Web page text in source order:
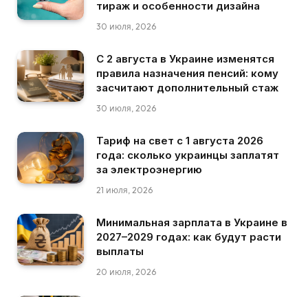
тираж и особенности дизайна
30 июля, 2026
С 2 августа в Украине изменятся
правила назначения пенсий: кому
засчитают дополнительный стаж
30 июля, 2026
Тариф на свет с 1 августа 2026
года: сколько украинцы заплатят
за электроэнергию
21 июля, 2026
Минимальная зарплата в Украине в
2027–2029 годах: как будут расти
выплаты
20 июля, 2026